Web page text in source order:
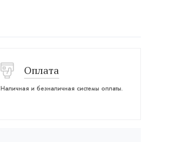
Оплата
Наличная и безналичная системы оплаты.